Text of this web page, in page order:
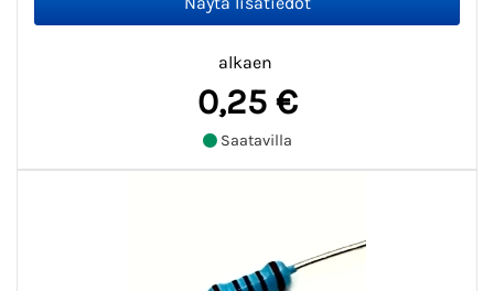
alkaen
0,25 €
Saatavilla